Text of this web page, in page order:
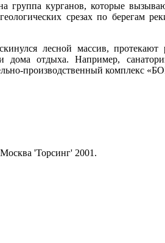
группа курганов, которые
срезах по берегам
лесной массив,
и дома отдыха. Например,
производственный комплекс
'Торсинг' 2001.